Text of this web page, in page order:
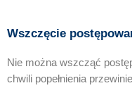
Wszczęcie
Nie można wszcząć
chwili popełnienia